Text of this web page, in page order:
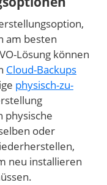
am besten
Lösung können
Cloud-Backups
physisch-zu-
physische
oder
neu installieren